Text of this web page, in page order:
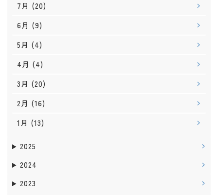
7月 (20)
6月 (9)
5月 (4)
4月 (4)
3月 (20)
2月 (16)
1月 (13)
2025
2024
2023